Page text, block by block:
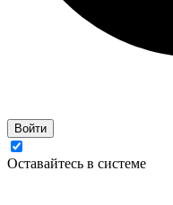
Войти
Оставайтесь в системе